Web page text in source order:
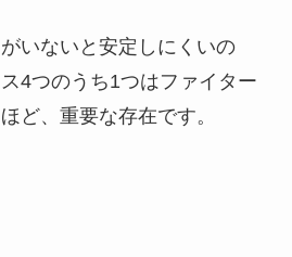
いないと安定しにくいの
4つのうち1つはファイター
ど、重要な存在です。